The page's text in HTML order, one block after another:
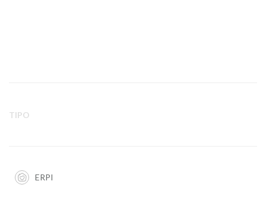
TIPO
ERPI